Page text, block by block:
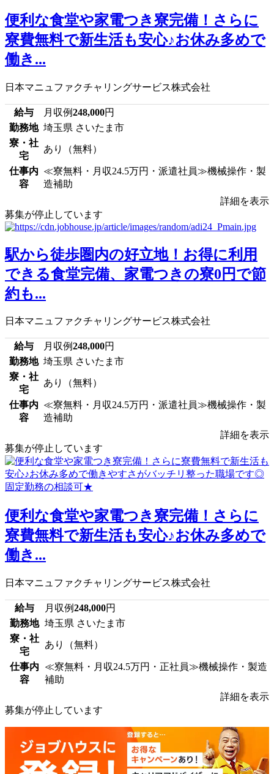
便利な食堂や家電つき寮完備！さらに
寮費無料で新生活も安心♪お休み多めで
働き...
日本マニュファクチャリングサービス株式会社
給与 月収例248,000円
勤務地 埼玉県 さいたま市
寮・社
宅
あり（無料）
仕事内
容
≪寮無料・月収24.5万円・派遣社員≫機械操作・製
造補助
詳細を表示
募集が停止しています
駅から徒歩圏内の好立地！お得に利用
できる食堂完備、家電つきの寮0円で節
約も...
日本マニュファクチャリングサービス株式会社
給与 月収例248,000円
勤務地 埼玉県 さいたま市
寮・社
宅
あり（無料）
仕事内
容
≪寮無料・月収24.5万円・派遣社員≫機械操作・製
造補助
詳細を表示
募集が停止しています
便利な食堂や家電つき寮完備！さらに
寮費無料で新生活も安心♪お休み多めで
働き...
日本マニュファクチャリングサービス株式会社
給与 月収例248,000円
勤務地 埼玉県 さいたま市
寮・社
宅
あり（無料）
仕事内
容
≪寮無料・月収24.5万円・正社員≫機械操作・製造
補助
詳細を表示
募集が停止しています